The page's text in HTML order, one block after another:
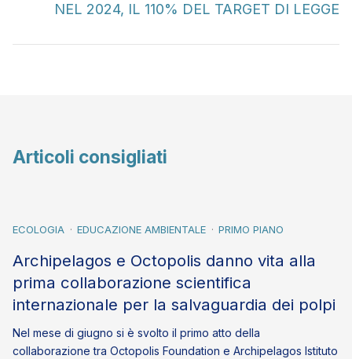
NEL 2024, IL 110% DEL TARGET DI LEGGE
Articoli consigliati
ECOLOGIA EDUCAZIONE AMBIENTALE PRIMO PIANO
Archipelagos e Octopolis danno vita alla
prima collaborazione scientifica
internazionale per la salvaguardia dei polpi
Nel mese di giugno si è svolto il primo atto della
collaborazione tra Octopolis Foundation e Archipelagos Istituto